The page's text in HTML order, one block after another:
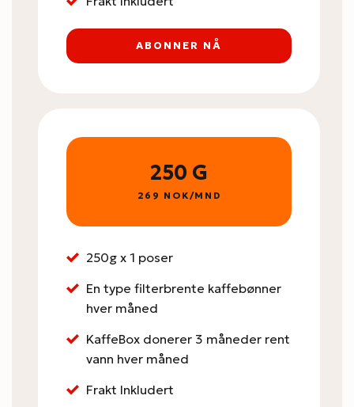
ABONNER NÅ
250 G
269 NOK/MND
250g x 1 poser
En type filterbrente kaffebønner
hver måned
KaffeBox donerer 3 måneder rent
vann hver måned
Frakt Inkludert